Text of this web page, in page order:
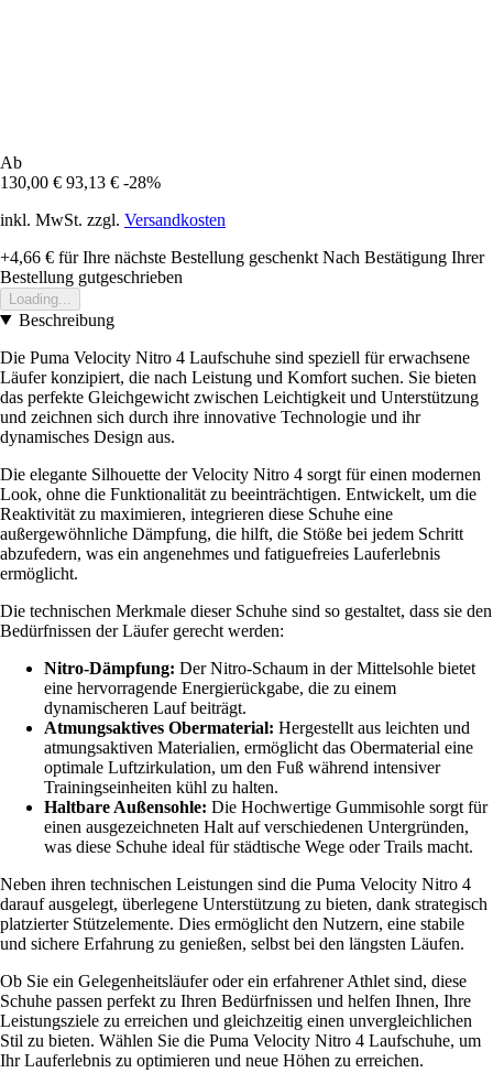
Ab
130,00 € 93,13 € -28%
inkl. MwSt. zzgl. Versandkosten
+4,66 € für Ihre nächste Bestellung geschenkt Nach Bestätigung Ihrer
Bestellung gutgeschrieben
Loading...
Beschreibung
Die Puma Velocity Nitro 4 Laufschuhe sind speziell für erwachsene
Läufer konzipiert, die nach Leistung und Komfort suchen. Sie bieten
das perfekte Gleichgewicht zwischen Leichtigkeit und Unterstützung
und zeichnen sich durch ihre innovative Technologie und ihr
dynamisches Design aus.
Die elegante Silhouette der Velocity Nitro 4 sorgt für einen modernen
Look, ohne die Funktionalität zu beeinträchtigen. Entwickelt, um die
Reaktivität zu maximieren, integrieren diese Schuhe eine
außergewöhnliche Dämpfung, die hilft, die Stöße bei jedem Schritt
abzufedern, was ein angenehmes und fatiguefreies Lauferlebnis
ermöglicht.
Die technischen Merkmale dieser Schuhe sind so gestaltet, dass sie den
Bedürfnissen der Läufer gerecht werden:
Nitro-Dämpfung: Der Nitro-Schaum in der Mittelsohle bietet
eine hervorragende Energierückgabe, die zu einem
dynamischeren Lauf beiträgt.
Atmungsaktives Obermaterial: Hergestellt aus leichten und
atmungsaktiven Materialien, ermöglicht das Obermaterial eine
optimale Luftzirkulation, um den Fuß während intensiver
Trainingseinheiten kühl zu halten.
Haltbare Außensohle: Die Hochwertige Gummisohle sorgt für
einen ausgezeichneten Halt auf verschiedenen Untergründen,
was diese Schuhe ideal für städtische Wege oder Trails macht.
Neben ihren technischen Leistungen sind die Puma Velocity Nitro 4
darauf ausgelegt, überlegene Unterstützung zu bieten, dank strategisch
platzierter Stützelemente. Dies ermöglicht den Nutzern, eine stabile
und sichere Erfahrung zu genießen, selbst bei den längsten Läufen.
Ob Sie ein Gelegenheitsläufer oder ein erfahrener Athlet sind, diese
Schuhe passen perfekt zu Ihren Bedürfnissen und helfen Ihnen, Ihre
Leistungsziele zu erreichen und gleichzeitig einen unvergleichlichen
Stil zu bieten. Wählen Sie die Puma Velocity Nitro 4 Laufschuhe, um
Ihr Lauferlebnis zu optimieren und neue Höhen zu erreichen.